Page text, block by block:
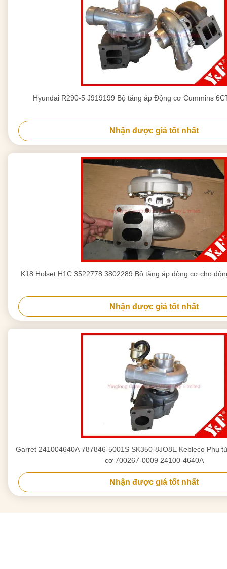
Hyundai R290-5 J919199 Bộ tăng áp Động cơ Cummins
Nhận được giá tốt nhất
K18 Holset H1C 3522778 3802289 Bộ tăng áp động cơ cho
Nhận được giá tốt nhất
Garret 241004640A 787846-5001S SK350-8JO8E Kebleco Phụ
cơ 700267-0009 24100-4640A
Nhận được giá tốt nhất